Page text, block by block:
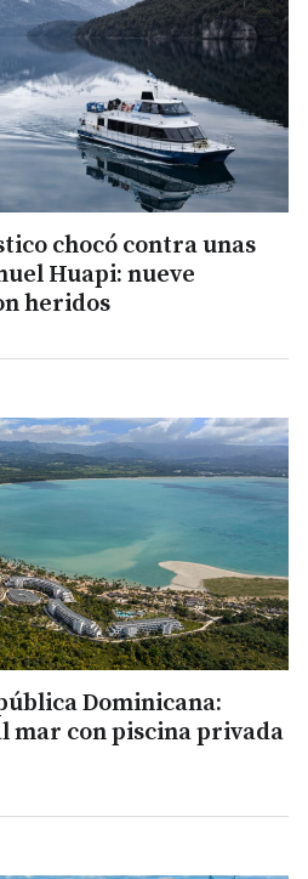
chocó contra unas
Huapi: nueve
heridos
Dominicana:
mar con piscina privada